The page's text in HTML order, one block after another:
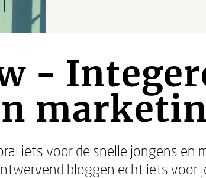
-
iets voor de snelle jongens en
bloggen echt iets voor